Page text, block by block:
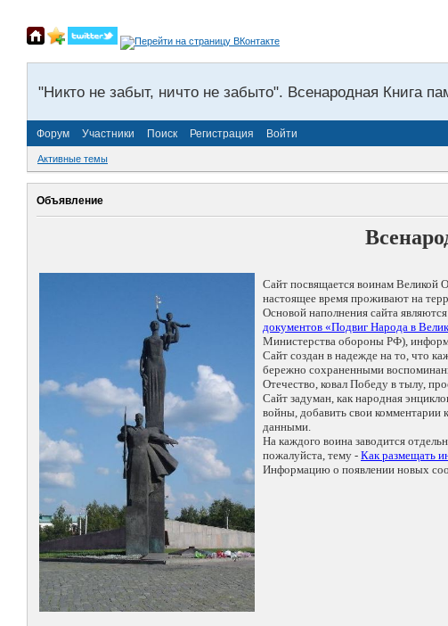
"Никто не забыт, ничто не забыто". Всенародная Книга
Форум Участники Поиск Регистрация Войти
Активные темы
Объявление
Сайт посвящается воинам Великой
настоящее время проживают на
Основой наполнения сайта
документов «Подвиг Народа в
Министерства обороны РФ),
Сайт создан в надежде на то, что
бережно сохраненными
Отечество, ковал Победу в тылу,
Сайт задуман, как народная
войны, добавить свои
данными.
На каждого воина заводится
пожалуйста, тему - Как размещать
Информацию о появлении новых